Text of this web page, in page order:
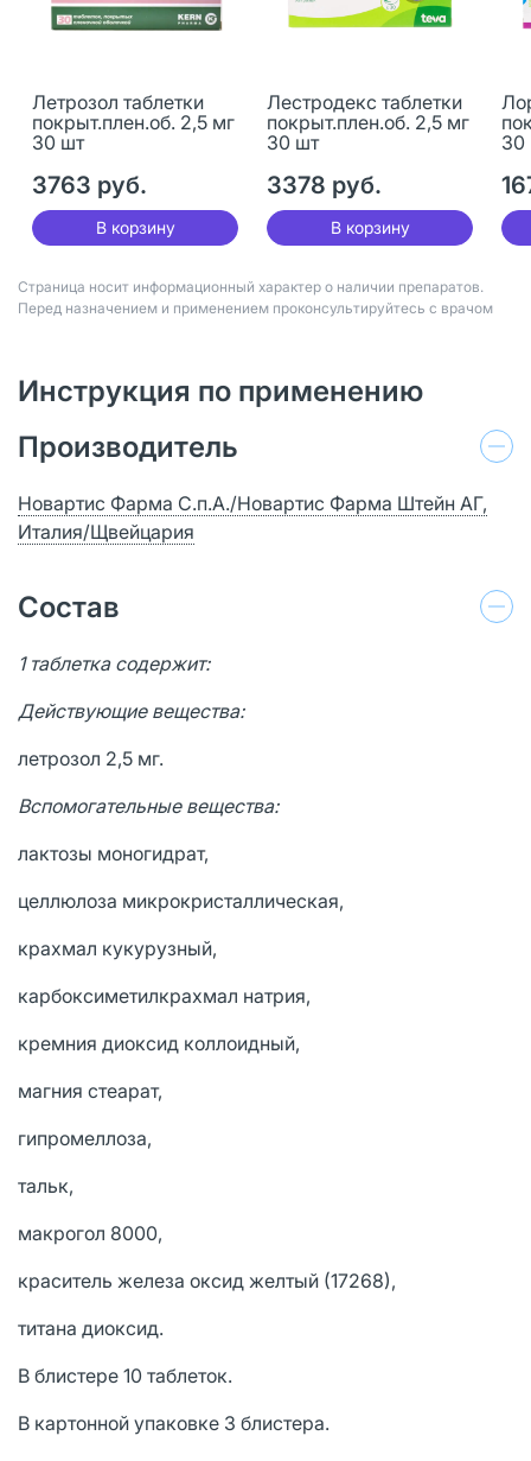
Летрозол таблетки
покрыт.плен.об. 2,5 мг
30 шт
3763 руб.
В корзину
Лестродекс таблетки
покрыт.плен.об. 2,5 мг
30 шт
3378 руб.
В корзину
30
Страница носит информационный характер о наличии препаратов.
Перед назначением и применением проконсультируйтесь с врачом
Инструкция по применению
Производитель
Новартис Фарма С.п.А./Новартис Фарма Штейн АГ,
Италия/Щвейцария
Состав
1 таблетка содержит:
Действующие вещества:
летрозол 2,5 мг.
Вспомогательные вещества:
лактозы моногидрат,
целлюлоза микрокристаллическая,
крахмал кукурузный,
карбоксиметилкрахмал натрия,
кремния диоксид коллоидный,
магния стеарат,
гипромеллоза,
тальк,
макрогол 8000,
краситель железа оксид желтый (17268),
титана диоксид.
В блистере 10 таблеток.
В картонной упаковке 3 блистера.